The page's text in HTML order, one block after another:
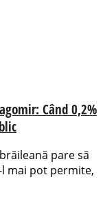
Când 0,2%
pare să
mai pot permite,